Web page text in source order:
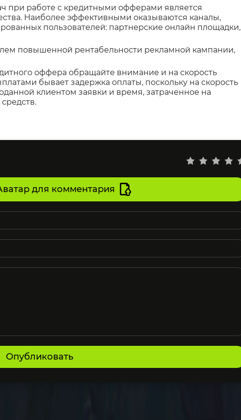
при работе с кредитными офферами является
Наиболее эффективными оказываются каналы,
пользователей: партнерские онлайн площадки,
повышенной рентабельности рекламной кампании,
оффера обращайте внимание и на скорость
бывает задержка оплаты, поскольку на скорость
клиентом заявки и время, затраченное на
для комментария
Опубликовать